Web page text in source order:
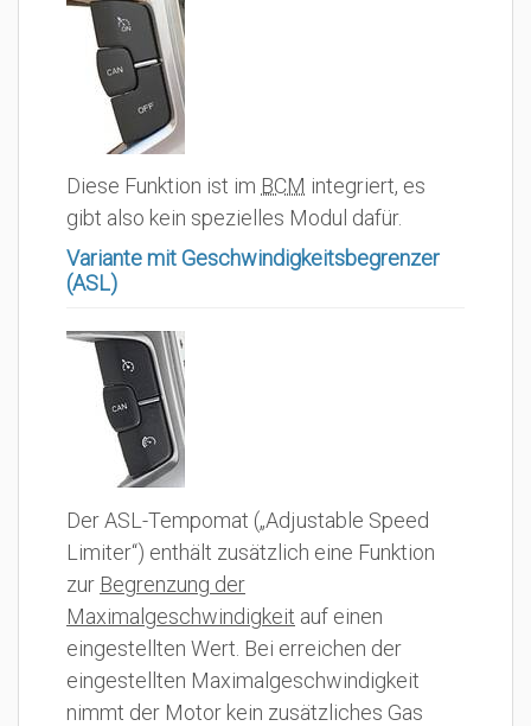
Diese Funktion ist im BCM integriert, es
gibt also kein spezielles Modul dafür.
Variante mit Geschwindigkeitsbegrenzer
(ASL)
Der ASL-Tempomat („Adjustable Speed
Limiter“) enthält zusätzlich eine Funktion
zur Begrenzung der
Maximalgeschwindigkeit auf einen
eingestellten Wert. Bei erreichen der
eingestellten Maximalgeschwindigkeit
nimmt der Motor kein zusätzliches Gas